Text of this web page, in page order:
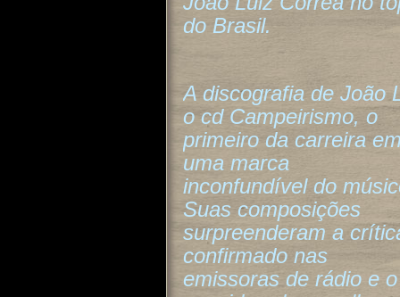
do Brasil.
A discografia de João
o cd Campeirismo, o
primeiro da carreira
uma marca
inconfundível do
Suas composições
surpreenderam a
confirmado nas
emissoras de rádio e